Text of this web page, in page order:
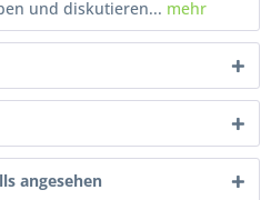
und diskutieren... mehr
angesehen